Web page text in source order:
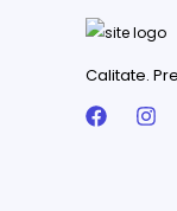
Calitate.